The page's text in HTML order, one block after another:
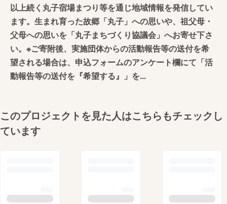
以上続く丸子宿場まつり等を通じ地域情報を発信してい
ます。生まれ育った故郷「丸子」への思いや、祖父母・
父母への思いを「丸子まちづくり協議会」へお寄せ下さ
い。※ご寄附後、実施団体からの活動報告等の送付を希
望される場合は、申込フォームのアンケート欄にて「活
動報告等の送付を『希望する』」を...
このプロジェクトを見た人はこちらもチェックし
ています